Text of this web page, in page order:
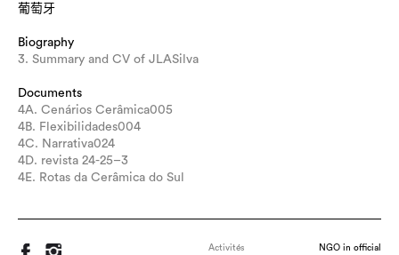
葡萄牙
Biography
3. Summary and CV of JLASilva
Documents
4A. Cenários Cerâmica005
4B. Flexibilidades004
4C. Narrativa024
4D. revista 24-25–3
4E. Rotas da Cerâmica do Sul
Activités NGO in official